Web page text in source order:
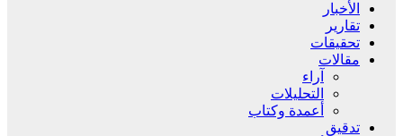
الأخبار
تقارير
تحقيقات
مقالات
آراء
التحليلات
أعمدة وكتاب
تدقيق